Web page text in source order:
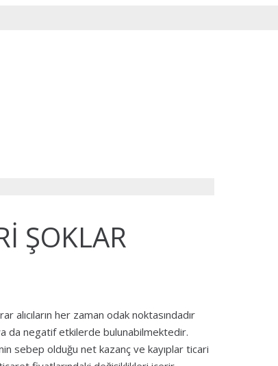
ŞOKLAR
her zaman odak noktasındadır
da negatif etkilerde bulunabilmektedir.
sebep olduğu net kazanç ve kayıplar ticari